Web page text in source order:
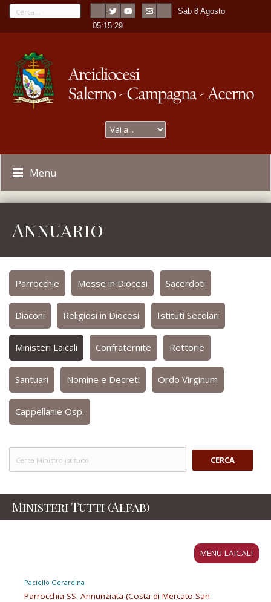
Sab 8 Agosto
-05:15:30
Menu
Annuario
Parrocchie Messe in Diocesi Sacerdoti
Diaconi Religiosi in Diocesi Istituti Secolari
Ministeri Laicali Confraternite Rettorie
Santuari Nomine e Decreti Ordo Virginum
Cappellanie Osp.
CERCA
Ministeri Tutti (Alfab)
MENU LAICALI
Paciello Gerardina
Parrocchia SS. Annunziata (Costa di Mercato San